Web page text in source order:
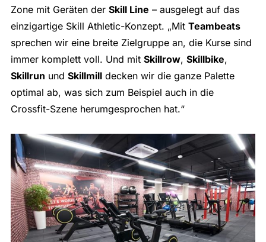
Zone mit Geräten der Skill Line – ausgelegt auf das
einzigartige Skill Athletic-Konzept. „Mit Teambeats
sprechen wir eine breite Zielgruppe an, die Kurse sind
immer komplett voll. Und mit Skillrow, Skillbike,
Skillrun und Skillmilldecken wir die ganze Palette
optimal ab, was sich zum Beispiel auch in die
Crossfit-Szene herumgesprochen hat.“